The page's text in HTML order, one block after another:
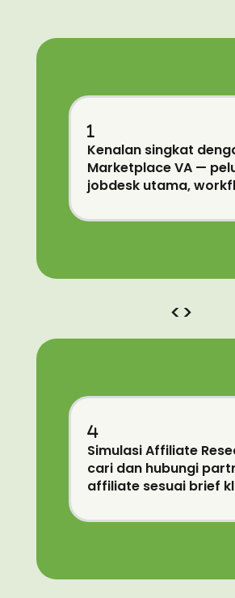
Kenalan singkat
Marketplace VA —
jobdesk utama,
< >
Simulasi Affiliate
cari dan hubungi
affiliate sesuai brief